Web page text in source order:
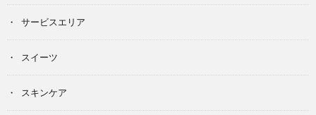
サービスエリア
スイーツ
スキンケア